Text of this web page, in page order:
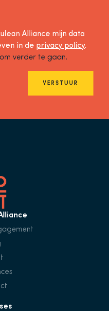
Alliance mijn data
in de privacy policy.
verder te gaan.
VERSTUUR